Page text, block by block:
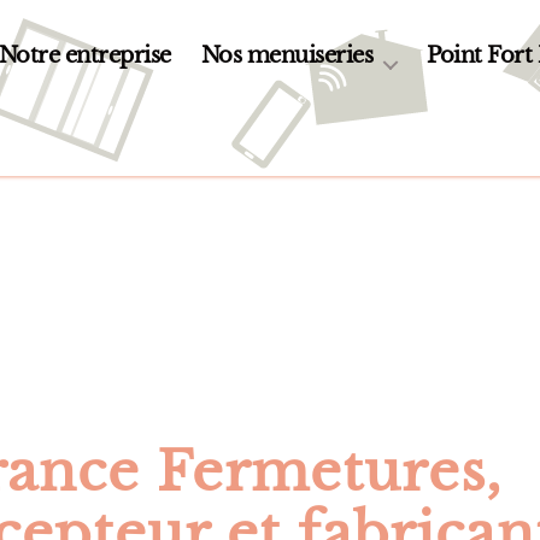
Notre entreprise Nos menuiseries Point Fort
Fermetures,